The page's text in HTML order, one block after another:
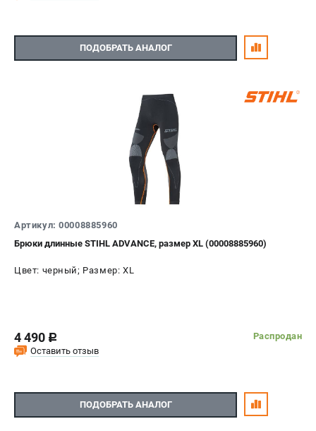
ПОДОБРАТЬ АНАЛОГ
Артикул: 00008885960
Брюки длинные STIHL ADVANCE, размер XL (00008885960)
Цвет: черный; Размер: XL
4 490 c
Распродан
Оставить отзыв
ПОДОБРАТЬ АНАЛОГ